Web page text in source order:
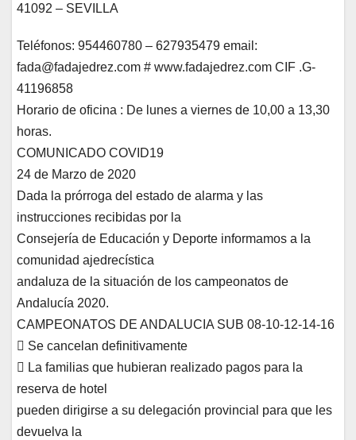
41092 – SEVILLA
Teléfonos: 954460780 – 627935479 email:
fada@fadajedrez.com # www.fadajedrez.com CIF .G-
41196858
Horario de oficina : De lunes a viernes de 10,00 a 13,30
horas.
COMUNICADO COVID19
24 de Marzo de 2020
Dada la prórroga del estado de alarma y las
instrucciones recibidas por la
Consejería de Educación y Deporte informamos a la
comunidad ajedrecística
andaluza de la situación de los campeonatos de
Andalucía 2020.
CAMPEONATOS DE ANDALUCIA SUB 08-10-12-14-16
 Se cancelan definitivamente
 La familias que hubieran realizado pagos para la
reserva de hotel
pueden dirigirse a su delegación provincial para que les
devuelva la